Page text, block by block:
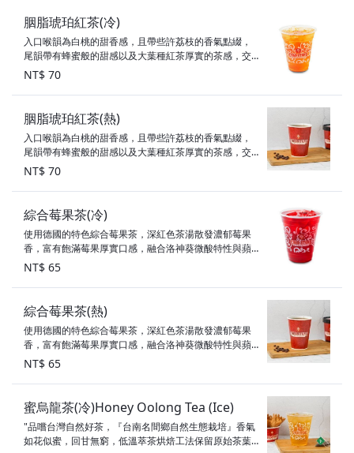
胭脂琥珀紅茶(冷)
入口喉韻為白桃的甜香感，且帶些許荔枝的香氣點綴，
尾韻帶有蜂蜜般的甜感以及大葉種紅茶厚實的茶感，交
織而成的多層次風味！ ※ 無咖啡因 ※ 原產地：印度、斯
里蘭卡 ※總糖量：0顆方糖 ※總熱量：0大卡 飲料統一尺
寸，去冰及咖啡奶球、糖球請備註
NT$ 70
胭脂琥珀紅茶(熱)
入口喉韻為白桃的甜香感，且帶些許荔枝的香氣點綴，
尾韻帶有蜂蜜般的甜感以及大葉種紅茶厚實的茶感，交
織而成的多層次風味！ ※ 無咖啡因 ※ 原產地：印度、斯
里蘭卡 ※總糖量：0顆方糖 ※總熱量：0大卡 飲料統一尺
寸，去冰及咖啡奶球、糖球請備註
NT$ 70
綜合莓果茶(冷)
使用德國的特色綜合莓果茶，深紅色茶湯散發濃郁莓果
香，富有飽滿莓果厚實口感，融合洛神葵微酸特性與蘋
果香氣滋味，口口表現出多呈次細緻清爽！ ※ 無咖啡因
※ 原產地：德國 ※總糖量：0顆方糖 ※總熱量：0大卡
NT$ 65
綜合莓果茶(熱)
使用德國的特色綜合莓果茶，深紅色茶湯散發濃郁莓果
香，富有飽滿莓果厚實口感，融合洛神葵微酸特性與蘋
果香氣滋味，口口表現出多呈次細緻清爽！ ※ 無咖啡因
※ 原產地：德國 ※總糖量：0顆方糖 ※總熱量：0大卡
NT$ 65
蜜烏龍茶(冷)Honey Oolong Tea (Ice)
"品嚐台灣自然好茶，『台南名間鄉自然生態栽培』香氣
如花似蜜，回甘無窮，低溫萃茶烘焙工法保留原始茶葉